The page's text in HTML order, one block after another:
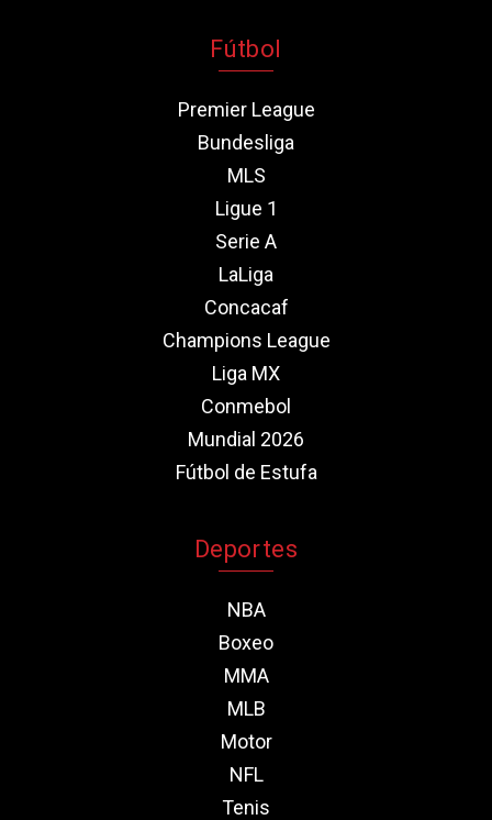
Fútbol
Premier League
Bundesliga
MLS
Ligue 1
Serie A
LaLiga
Concacaf
Champions League
Liga MX
Conmebol
Mundial 2026
Fútbol de Estufa
Deportes
NBA
Boxeo
MMA
MLB
Motor
NFL
Tenis